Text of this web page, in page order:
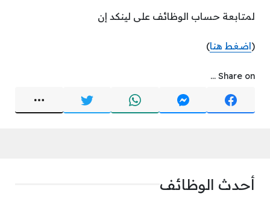
لمتابعة حساب الوظائف على لينكد إن
(اضغط هنا)
Share on ...
أحدث الوظائف